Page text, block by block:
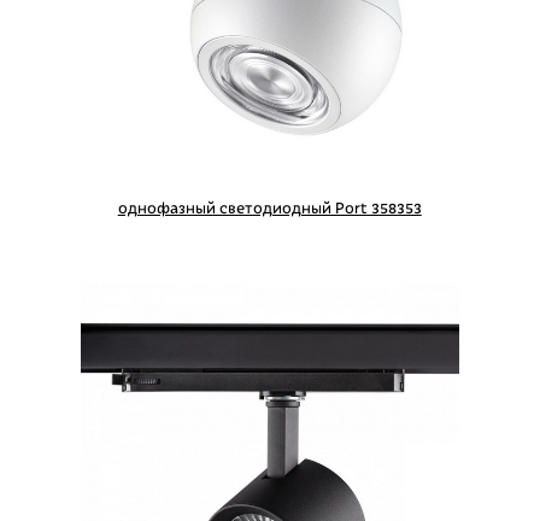
однофазный светодиодный Port 358353